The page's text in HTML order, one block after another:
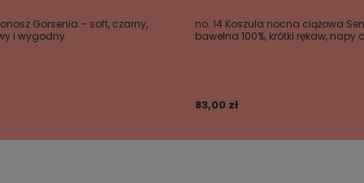
Gorsenia – soft, czarny,
i wygodny
no. 14 Koszula nocna ciążowa
bawełna 100%, krótki rękaw,
83,00 zł